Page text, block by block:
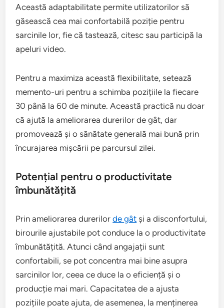
Această adaptabilitate permite utilizatorilor să
găsească cea mai confortabilă poziție pentru
sarcinile lor, fie că tastează, citesc sau participă la
apeluri video.
Pentru a maximiza această flexibilitate, setează
memento-uri pentru a schimba pozițiile la fiecare
30 până la 60 de minute. Această practică nu doar
că ajută la ameliorarea durerilor de gât, dar
promovează și o sănătate generală mai bună prin
încurajarea mișcării pe parcursul zilei.
Potențial pentru o productivitate
îmbunătățită
Prin ameliorarea durerilorde gât și a disconfortului,
birourile ajustabile pot conduce la o productivitate
îmbunătățită. Atunci când angajații sunt
confortabili, se pot concentra mai bine asupra
sarcinilor lor, ceea ce duce la o eficiență și o
producție mai mari. Capacitatea de a ajusta
pozițiile poate ajuta, de asemenea, la menținerea